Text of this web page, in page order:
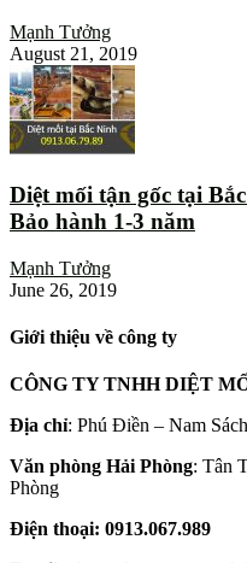
Mạnh Tưởng
August 21, 2019
Diệt mối tận gốc tại
Bảo hành 1-3 năm
Mạnh Tưởng
June 26, 2019
Giới thiệu về công ty
CÔNG TY TNHH DIỆT
Địa chỉ: Phú Điền – Nam
Văn phòng Hải Phòng: Tân
Phòng
Điện thoại: 0913.067.989